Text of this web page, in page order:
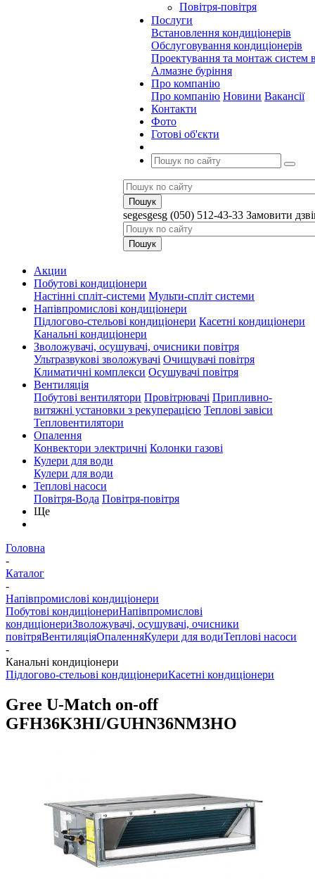
Повітря-повітря
Послуги
Встановлення кондиціонерів
Обслуговування кондиціонерів
Проектування та монтаж систем
Алмазне буріння
Про компанію
Про компанію Новини Вакансії
Контакти
Фото
Готові об'єкти
segesgesg (050) 512-43-33 Замовити
Акции
Побутові кондиціонери
Настінні спліт-системи Мульти-спліт системи
Напівпромислові кондиціонери
Підлогово-стельові кондиціонери Касетні кондиціонери
Канальні кондиціонери
Зволожувачі, осушувачі, очисники повітря
Ультразвукові зволожувачі Очищувачі повітря
Климатичні комплекси Осушувачі повітря
Вентиляція
Побутові вентилятори Провітрювачі Припливно-
витяжні установки з рекуперацією Теплові завіси
Тепловентилятори
Опалення
Конвектори электричні Колонки газові
Кулери для води
Кулери для води
Теплові насоси
Повітря-Вода Повітря-повітря
Ще
Головна
-
Каталог
-
Напівпромислові кондиціонери
Побутові кондиціонериНапівпромислові
кондиціонериЗволожувачі, осушувачі, очисники
повітряВентиляціяОпаленняКулери для водиТеплові насоси
-
Канальні кондиціонери
Підлогово-стельові кондиціонериКасетні кондиціонери
Gree U-Match on-off
GFH36K3HI/GUHN36NM3HO